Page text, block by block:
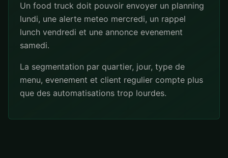
Un food truck doit pouvoir envoyer un planning
lundi, une alerte meteo mercredi, un rappel
lunch vendredi et une annonce evenement
samedi.
La segmentation par quartier, jour, type de
menu, evenement et client regulier compte plus
que des automatisations trop lourdes.